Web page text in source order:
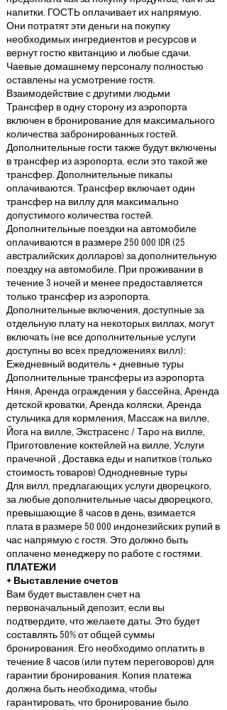
напитки. ГОСТЬ оплачивает их напрямую.
Они потратят эти деньги на покупку
необходимых ингредиентов и ресурсов и
вернут гостю квитанцию ​​и любые сдачи.
Чаевые домашнему персоналу полностью
оставлены на усмотрение гостя.
Взаимодействие с другими людьми
Трансфер в одну сторону из аэропорта
включен в бронирование для максимального
количества забронированных гостей.
Дополнительные гости также будут включены
в трансфер из аэропорта, если это такой же
трансфер. Дополнительные пикапы
оплачиваются. Трансфер включает один
трансфер на виллу для максимально
допустимого количества гостей.
Дополнительные поездки на автомобиле
оплачиваются в размере 250 000 IDR (25
австралийских долларов) за дополнительную
поездку на автомобиле. При проживании в
течение 3 ночей и менее предоставляется
только трансфер из аэропорта.
Дополнительные включения, доступные за
отдельную плату на некоторых виллах, могут
включать (не все дополнительные услуги
доступны во всех предложениях вилл):
Ежедневный водитель + дневные туры
Дополнительные трансферы из аэропорта
Няня, Аренда ограждения у бассейна, Аренда
детской кроватки, Аренда коляски, Аренда
стульчика для кормления, Массаж на вилле,
Йога на вилле, Экстрасенс / Таро на вилле,
Приготовление коктейлей на вилле, Услуги
прачечной , Доставка еды и напитков (только
стоимость товаров) Однодневные туры
Для вилл, предлагающих услуги дворецкого,
за любые дополнительные часы дворецкого,
превышающие 8 часов в день, взимается
плата в размере 50 000 индонезийских рупий в
час напрямую с гостя. Это должно быть
оплачено менеджеру по работе с гостями.
ПЛАТЕЖИ
+ Выставление счетов
Вам будет выставлен счет на
первоначальный депозит, если вы
подтвердите, что желаете даты. Это будет
составлять 50% от общей суммы
бронирования. Его необходимо оплатить в
течение 8 часов (или путем переговоров) для
гарантии бронирования. Копия платежа
должна быть необходима, чтобы
гарантировать, что бронирование было